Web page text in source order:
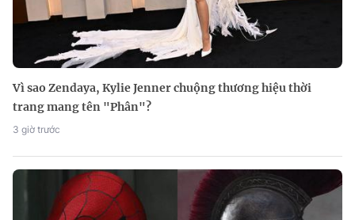
Vì sao Zendaya, Kylie Jenner chuộng thương hiệu thời
trang mang tên "Phân"?
3 giờ trước